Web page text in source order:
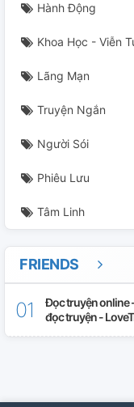
Hành Động
Khoa Học - Viễn
Lãng Mạn
Truyện Ngắn
Người Sói
Phiêu Lưu
Tâm Linh
FRIENDS
Đọc truyện online
đọc truyện -